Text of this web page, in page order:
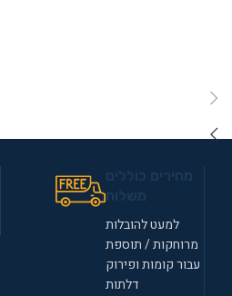
למעט להובלות
מרוחקות / תוספת
עבור קומות ופירוק
דלתות